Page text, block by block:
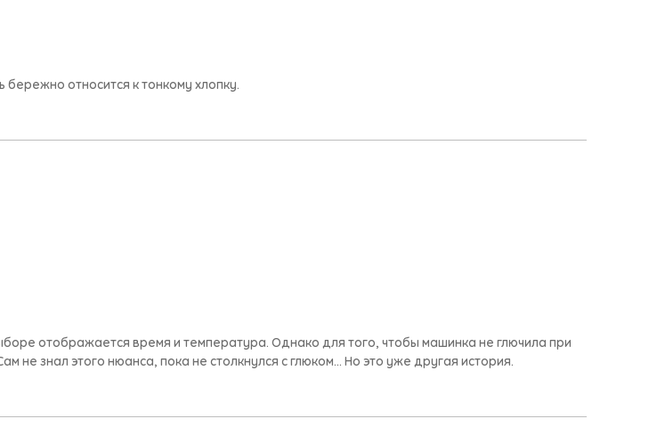
бережно относится к тонкому хлопку.
отображается время и температура. Однако для того, чтобы машинка не глючила при
не знал этого нюанса, пока не столкнулся с глюком... Но это уже другая история.